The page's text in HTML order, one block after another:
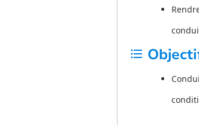
format_list_bulleted